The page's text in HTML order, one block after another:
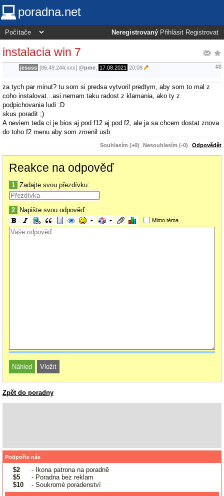
poradna.net
Neregistrovaný Přihlásit Registrovat
instalacia win 7
jesuss [86.49.244.xxx] @pme 17.08.2021 20:08 #8
za tych par minut? tu som si predsa vytvoril predtym, aby som to mal z
coho instalovat...asi nemam taku radost z klamania, ako ty z
podpichovania ludi :D
skus poradit ;)
A neviem teda ci je bios aj pod f12 aj pod f2, ale ja sa chcem dostat znova
do toho f2 menu aby som zmenil usb
Souhlasím (+0) Nesouhlasím (-0) Odpovědět
Reakce na odpověď
1 Zadajte svou přezdívku:
2 Napište svou odpověď:
Mimo téma
Zpět do poradny
Podpořte nás
$2
- Ikona patrona na poradně
$5
- Poradna bez reklam
$10
- Soukromé poradenství